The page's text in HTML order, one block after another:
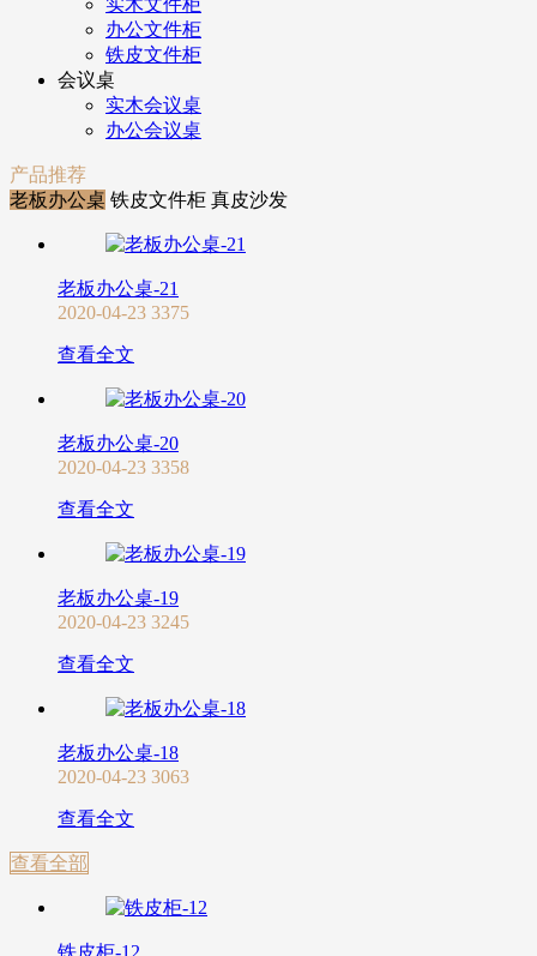
办公文件柜
铁皮文件柜
会议桌
实木会议桌
办公会议桌
产品推荐
老板办公桌 铁皮文件柜 真皮沙发
老板办公桌-21
2020-04-23 3375
查看全文
老板办公桌-20
2020-04-23 3358
查看全文
老板办公桌-19
2020-04-23 3245
查看全文
老板办公桌-18
2020-04-23 3063
查看全文
查看全部
铁皮柜-12